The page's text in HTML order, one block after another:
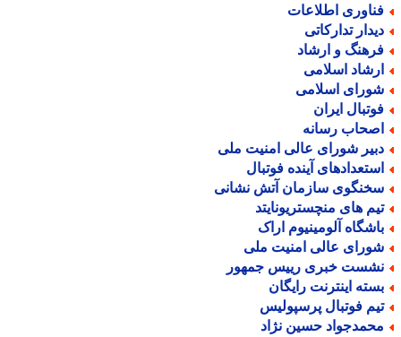
اطلاعات
تدارکاتی
و ارشاد
اسلامی
اسلامی
ایران
رسانه
شورای عالی امنیت ملی
آینده فوتبال
سازمان آتش نشانی
های منچستریونایتد
آلومینیوم اراک
عالی امنیت ملی
خبری رییس جمهور
اینترنت رایگان
فوتبال پرسپولیس
حسین نژاد